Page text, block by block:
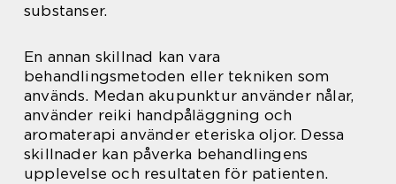
substanser.
En annan skillnad kan vara
behandlingsmetoden eller tekniken som
används. Medan akupunktur använder nålar,
använder reiki handpåläggning och
aromaterapi använder eteriska oljor. Dessa
skillnader kan påverka behandlingens
upplevelse och resultaten för patienten.